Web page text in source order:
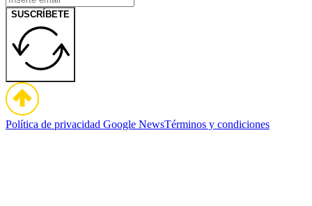
SUSCRÍBETE
Política de privacidad Google NewsTérminos y condiciones